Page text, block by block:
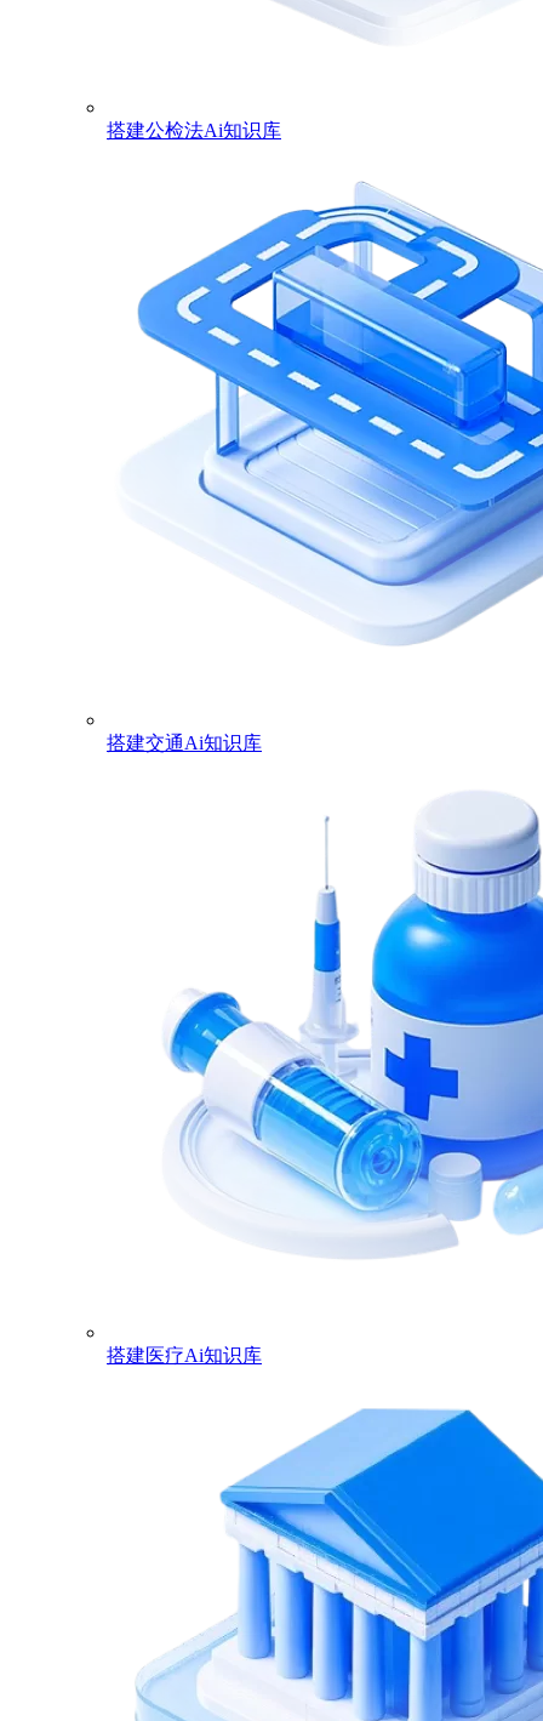
搭建公检法Ai知识库
搭建交通Ai知识库
搭建医疗Ai知识库